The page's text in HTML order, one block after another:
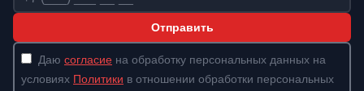
Отправить
Даю согласие на обработку персональных данных на
условиях Политики в отношении обработки персональных